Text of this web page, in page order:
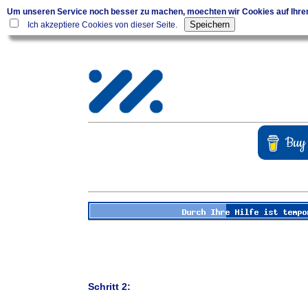
Um unseren Service noch besser zu machen, moechten wir Cookies auf
Ich akzeptiere Cookies von dieser Seite.
Schritt 2: